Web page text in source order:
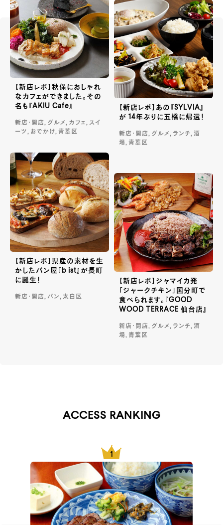
【新店レポ】秋保におしゃれ
なカフェができました。その
名も『AKIU Cafe』
新店・開店, グルメ, カフェ, スイ
ーツ, おでかけ, 青葉区
【新店レポ】あの『SYLVIA』
が 14年ぶりに五橋に帰還！
新店・開店, グルメ, ランチ, 酒
場, 青葉区
【新店レポ】県産の素材を生
かしたパン屋『b ist』が長町
に誕生！
新店・開店, パン, 太白区
【新店レポ】ジャマイカ発
「ジャークチキン」国分町で
食べられます。『GOOD
WOOD TERRACE 仙台店』
新店・開店, グルメ, ランチ, 酒
場, 青葉区
ACCESS RANKING